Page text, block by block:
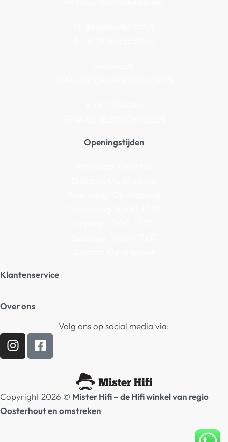
Openingstijden
Klantenservice
Privacy beleid
Verzending / Retour
Afspraak Demoruimte
Prijslijsten Audio
Over ons
Hifi winkel Raamsdonksveer
Volg ons op social media via:
Copyright 2026 © Mister Hifi – de Hifi winkel van regio
Oosterhout en omstreken